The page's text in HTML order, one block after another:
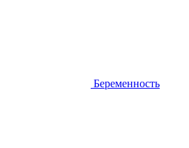
Беременность